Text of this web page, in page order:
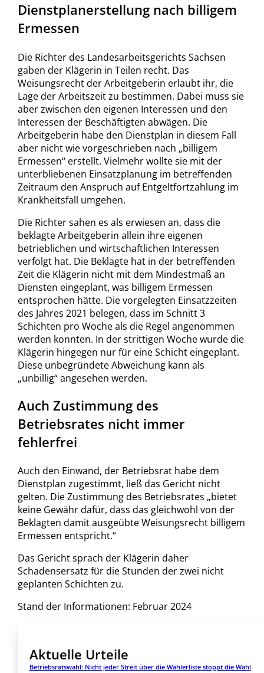
Dienstplanerstellung nach billigem
Ermessen
Die Richter des Landesarbeitsgerichts Sachsen
gaben der Klägerin in Teilen recht. Das
Weisungsrecht der Arbeitgeberin erlaubt ihr, die
Lage der Arbeitszeit zu bestimmen. Dabei muss sie
aber zwischen den eigenen Interessen und den
Interessen der Beschäftigten abwägen. Die
Arbeitgeberin habe den Dienstplan in diesem Fall
aber nicht wie vorgeschrieben nach „billigem
Ermessen“ erstellt. Vielmehr wollte sie mit der
unterbliebenen Einsatzplanung im betreffenden
Zeitraum den Anspruch auf Entgeltfortzahlung im
Krankheitsfall umgehen.
Die Richter sahen es als erwiesen an, dass die
beklagte Arbeitgeberin allein ihre eigenen
betrieblichen und wirtschaftlichen Interessen
verfolgt hat. Die Beklagte hat in der betreffenden
Zeit die Klägerin nicht mit dem Mindestmaß an
Diensten eingeplant, was billigem Ermessen
entsprochen hätte. Die vorgelegten Einsatzzeiten
des Jahres 2021 belegen, dass im Schnitt 3
Schichten pro Woche als die Regel angenommen
werden konnten. In der strittigen Woche wurde die
Klägerin hingegen nur für eine Schicht eingeplant.
Diese unbegründete Abweichung kann als
„unbillig“ angesehen werden.
Auch Zustimmung des
Betriebsrates nicht immer
fehlerfrei
Auch den Einwand, der Betriebsrat habe dem
Dienstplan zugestimmt, ließ das Gericht nicht
gelten. Die Zustimmung des Betriebsrates „bietet
keine Gewähr dafür, dass das gleichwohl von der
Beklagten damit ausgeübte Weisungsrecht billigem
Ermessen entspricht.“
Das Gericht sprach der Klägerin daher
Schadensersatz für die Stunden der zwei nicht
geplanten Schichten zu.
Stand der Informationen: Februar 2024
Aktuelle Urteile
Betriebsratswahl: Nicht jeder Streit über die Wählerliste stoppt die Wahl